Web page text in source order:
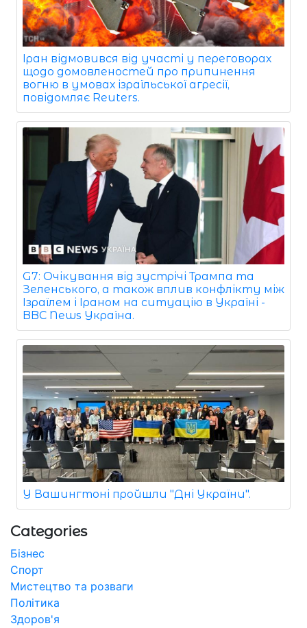
Іран відмовився від участі у переговорах
щодо домовленостей про припинення
вогню в умовах ізраїльської агресії,
повідомляє Reuters.
G7: Очікування від зустрічі Трампа та
Зеленського, а також вплив конфлікту між
Ізраїлем і Іраном на ситуацію в Україні -
BBC News Україна.
У Вашингтоні пройшли "Дні України".
Categories
Бізнес
Спорт
Мистецтво та розваги
Політика
Здоров'я